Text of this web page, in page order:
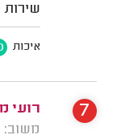
שירות
איכות
רועי
משוב: 22/06/2026
7